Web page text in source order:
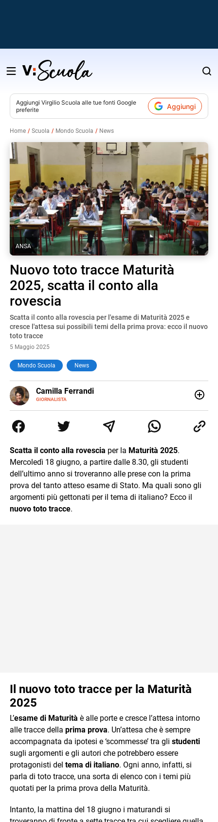
Salta
contenuto
Aggiungi Virgilio Scuola alle tue fonti Google
preferite
Aggiungi
Home Scuola Mondo Scuola News
ANSA
Nuovo toto tracce Maturità
2025, scatta il conto alla
rovescia
Scatta il conto alla rovescia per l'esame di Maturità 2025 e
cresce l'attesa sui possibili temi della prima prova: ecco il nuovo
toto tracce
5 Maggio 2025
Mondo Scuola News
Camilla Ferrandi
GIORNALISTA
E-
MAIL
LINKEDIN
di trasformare la passione per la scrittura in un lavoro, e
da lì non mi sono più fermata. L’attualità è il mio pane
mente.
Scatta il conto alla rovescia per la Maturità 2025.
Mercoledì 18 giugno, a partire dalle 8.30, gli studenti
dell’ultimo anno si troveranno alle prese con la prima
prova del tanto atteso esame di Stato. Ma quali sono gli
argomenti più gettonati per il tema di italiano? Ecco il
nuovo toto tracce.
Il nuovo toto tracce per la Maturità
2025
L’esame di Maturità è alle porte e cresce l’attesa intorno
alle tracce della prima prova. Un’attesa che è sempre
accompagnata da ipotesi e ‘scommesse’ tra gli studenti
sugli argomenti e gli autori che potrebbero essere
protagonisti del tema di italiano. Ogni anno, infatti, si
parla di toto tracce, una sorta di elenco con i temi più
quotati per la prima prova della Maturità.
Intanto, la mattina del 18 giugno i maturandi si